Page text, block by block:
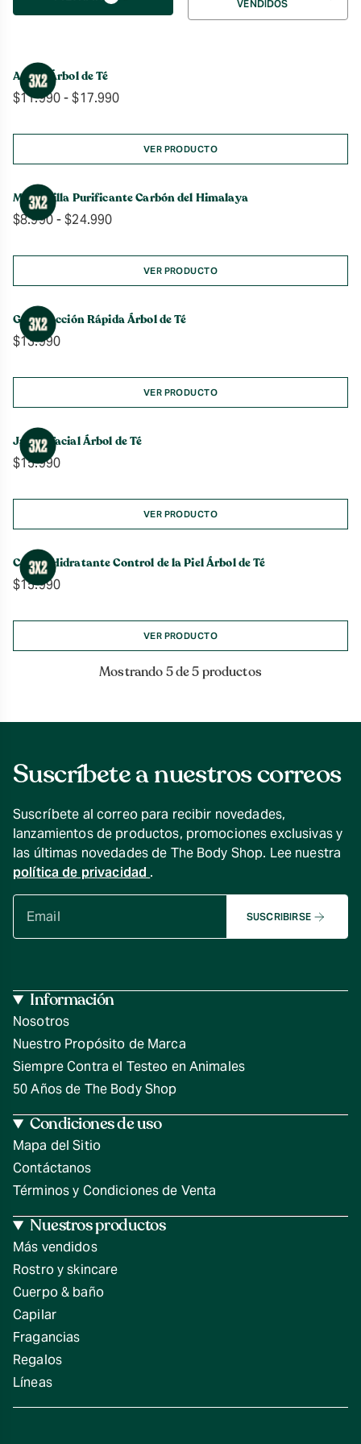
por
VENDIDOS
Aceite Árbol de Té
$11.990- $17.990Rango
precios:
desde
$11.990
$17.990
VER PRODUCTO
Mascarilla Purificante Carbón del Himalaya
$8.990- $24.990Rango
precios:
desde
$8.990
$24.990
VER PRODUCTO
Gel de Acción Rápida Árbol de Té
$13.990
VER PRODUCTO
Jabón Facial Árbol de Té
$15.990
VER PRODUCTO
Crema Hidratante Control de la Piel Árbol de Té
$15.990
VER PRODUCTO
Mostrando 5 de 5 productos
Suscríbete a nuestros correos
Suscríbete al correo para recibir novedades,
lanzamientos de productos, promociones exclusivas y
las últimas novedades de The Body Shop. Lee nuestra
política de privacidad .
SUSCRIBIRSE
Información
Nosotros
Nuestro Propósito de Marca
Siempre Contra el Testeo en Animales
50 Años de The Body Shop
Condiciones de uso
Mapa del Sitio
Contáctanos
Términos y Condiciones de Venta
Nuestros productos
Más vendidos
Rostro y skincare
Cuerpo & baño
Capilar
Fragancias
Regalos
Líneas